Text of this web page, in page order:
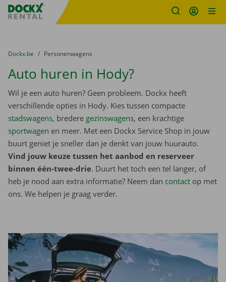
Fratello DEMO
U bevindt zich hier:
van
Dockx.be naar
Personenwagens
Auto huren in Hody?
Wil je een auto huren? Geen probleem. Dockx heeft
verschillende opties in Hody. Kies tussen compacte
stadswagens, bredere gezinswagens, een krachtige
sportwagen en meer. Met een Dockx Service Shop in jouw
buurt geniet je sneller dan je denkt van jouw huurauto.
Vind jouw keuze tussen het aanbod en reserveer
binnen één-twee-drie. Duurt het toch een tel langer, of
heb je nood aan extra informatie? Neem dan contact op met
ons. We helpen je graag verder.